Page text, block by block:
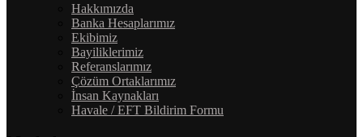
Hakkımızda
Banka Hesaplarımız
Ekibimiz
Bayiliklerimiz
Referanslarımız
Çözüm Ortaklarımız
İnsan Kaynakları
Havale / EFT Bildirim Formu